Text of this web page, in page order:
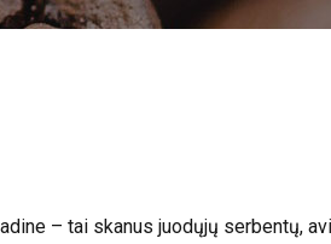
– tai skanus juodųjų serbentų,